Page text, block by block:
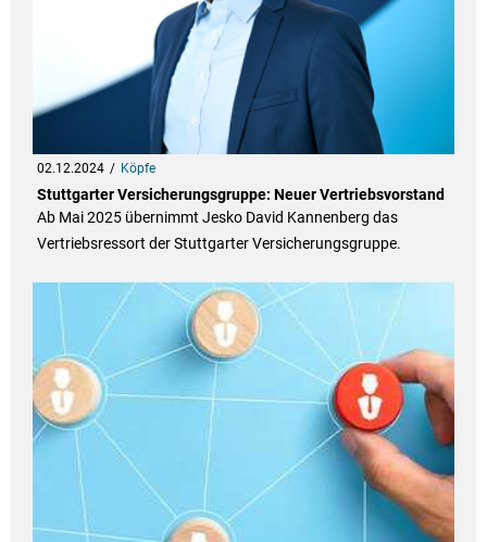
02.12.2024 Köpfe
Stuttgarter Versicherungsgruppe: Neuer Vertriebsvorstand
Ab Mai 2025 übernimmt Jesko David Kannenberg das
Vertriebsressort der Stuttgarter Versicherungsgruppe.